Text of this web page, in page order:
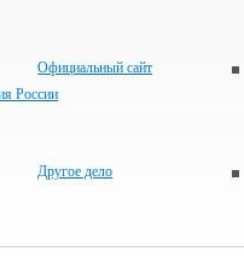
Официальный сайт
России
Другое дело